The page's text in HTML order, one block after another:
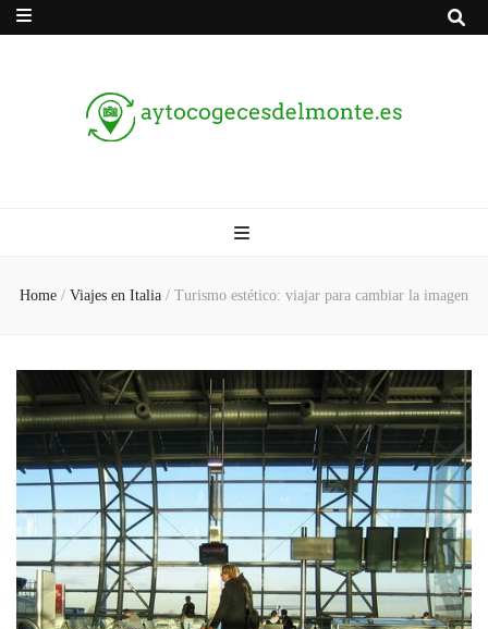
Home / Viajes en Italia / Turismo estético: viajar para cambiar la imagen